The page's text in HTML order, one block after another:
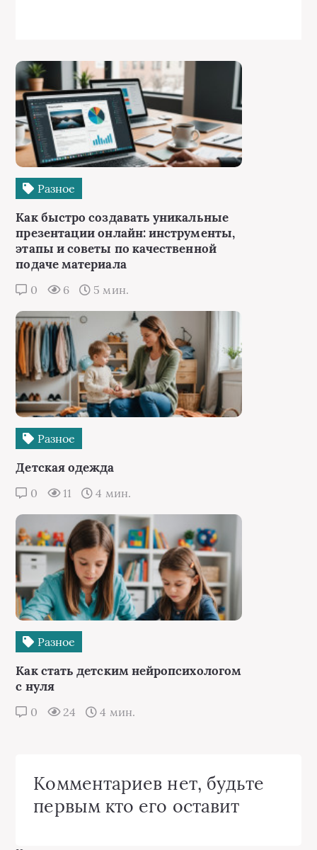
Разное
Как быстро создавать уникальные
презентации онлайн: инструменты,
этапы и советы по качественной
подаче материала
0 6 5 мин.
Разное
Детская одежда
0 11 4 мин.
Разное
Как стать детским нейропсихологом
с нуля
0 24 4 мин.
Комментариев нет, будьте
первым кто его оставит